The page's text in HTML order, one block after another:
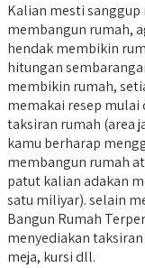
Kalian mesti
membangun rumah,
hendak membikin
hitungan
membikin rumah,
memakai resep mulai
taksiran rumah (area
kamu berharap
membangun rumah
patut kalian adakan
satu miliyar). selain
Bangun Rumah
menyediakan
meja, kursi dll.